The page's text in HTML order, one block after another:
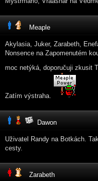
Meaple
Akylasia, Juker, Zarabeth,
Nonsence na Zapomenutém
moc netýká, doporučuji zkusit
Zatím výstraha.
Dawon
Uživatel Randy na Botkách.
cesty.
Zarabeth